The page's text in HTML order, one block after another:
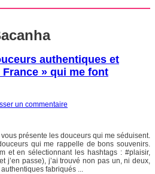
authentiques et
» qui me font
un commentaire
présente les douceurs qui me séduisent.
qui me rappelle de bons souvenirs.
et en sélectionnant les hashtags : #plaisir,
j’en passe), j’ai trouvé non pas un, ni deux,
fabriqués ...